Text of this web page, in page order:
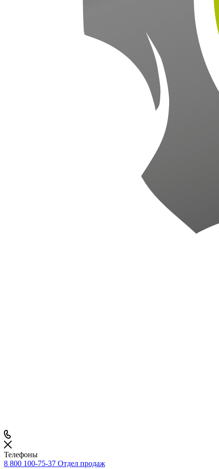
Телефоны
8 800 100-75-37 Отдел продаж